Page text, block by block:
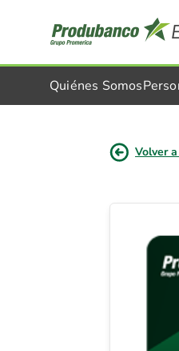
Quiénes Somos
Volver